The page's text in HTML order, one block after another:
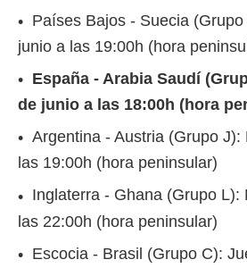
Países Bajos - Suecia
junio a las 19:00h (hora
España - Arabia Saudí
de junio a las 18:00h (hora
Argentina - Austria (Grupo
las 19:00h (hora peninsular)
Inglaterra - Ghana (Grupo L):
las 22:00h (hora peninsular)
Escocia - Brasil (Grupo C):